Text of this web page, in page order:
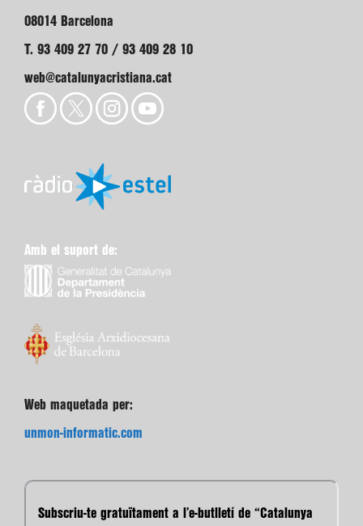
08014 Barcelona
T. 93 409 27 70 / 93 409 28 10
web@catalunyacristiana.cat
Amb el suport de:
Web maquetada per:
unmon-informatic.com
Subscriu-te gratuïtament a l’e-butlletí de “Catalunya